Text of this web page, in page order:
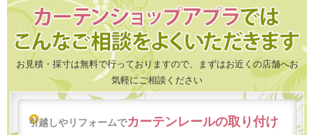
お見積・採寸は無料で行っておりますので、まずはお近くの店舗へお
気軽にご相談ください
引越しやリフォームでカーテンレールの取り付け